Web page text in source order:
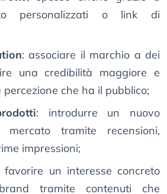
personalizzati o link di
: associare il marchio a dei
una credibilità maggiore e
percezione che ha il pubblico;
: introdurre un nuovo
mercato tramite recensioni,
impressioni;
favorire un interesse concreto
tramite contenuti che